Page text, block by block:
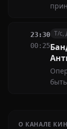
23:30
00:25
Т/с,
О КАНАЛЕ